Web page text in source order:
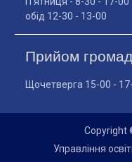
обід 12-30 - 13-00
Прийом
Щочетверга 15-00 -
Copyright
Управління